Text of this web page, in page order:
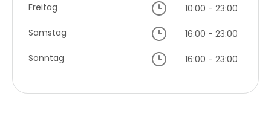
Freitag
10:00 - 23:00
Samstag
16:00 - 23:00
Sonntag
16:00 - 23:00